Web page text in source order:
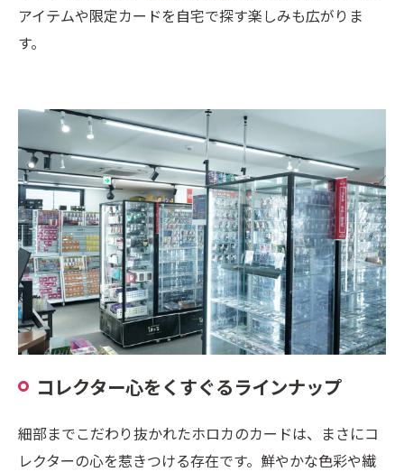
アイテムや限定カードを自宅で探す楽しみも広がりま
す。
コレクター心をくすぐるラインナップ
細部までこだわり抜かれたホロカのカードは、まさにコ
レクターの心を惹きつける存在です。鮮やかな色彩や繊